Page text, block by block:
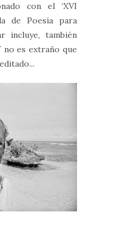
con el ‘XVI
de Poesía para
incluye, también
es extraño que